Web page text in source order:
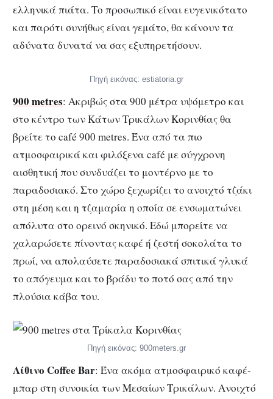
ελληνικά πιάτα. Το προσωπικό είναι ευγενικότατο
και παρότι συνήθως είναι γεμάτο, θα κάνουν τα
αδύνατα δυνατά να σας εξυπηρετήσουν.
Πηγή εικόνας: estiatoria.gr
900 metres: Ακριβώς στα 900 μέτρα υψόμετρο και
στο κέντρο των Κάτων Τρικάλων Κορινθίας θα
βρείτε το café 900 metres. Ένα από τα πιο
ατμοσφαιρικά και φιλόξενα café με σύγχρονη
αισθητική που συνδυάζει το μοντέρνο με το
παραδοσιακό. Στο χώρο ξεχωρίζει το ανοιχτό τζάκι
στη μέση και η τζαμαρία η οποία σε ενσωματώνει
απόλυτα στο ορεινό σκηνικό. Εδώ μπορείτε να
χαλαρώσετε πίνοντας καφέ ή ζεστή σοκολάτα το
πρωί, να απολαύσετε παραδοσιακά σπιτικά γλυκά
το απόγευμα και το βράδυ το ποτό σας από την
πλούσια κάβα του.
Πηγή εικόνας: 900meters.gr
Λίθινο Coffee Bar: Ένα ακόμα ατμοσφαιρικό καφέ-
μπαρ στη συνοικία των Μεσαίων Τρικάλων. Ανοιχτό